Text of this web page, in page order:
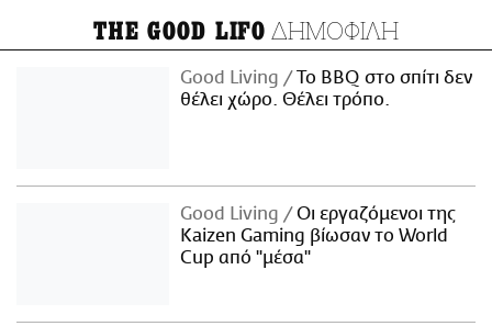
THE GOOD LIFO ΔΗΜΟΦΙΛΗ
Good Living
Το BBQ στο σπίτι δεν
θέλει χώρο. Θέλει τρόπο.
Good Living
Οι εργαζόμενοι της
Kaizen Gaming βίωσαν το World
Cup από "μέσα"